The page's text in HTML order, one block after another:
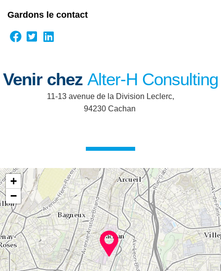
Gardons le contact
Venir chez Alter-H Consulting
11-13 avenue de la Division Leclerc,
94230 Cachan
+
−